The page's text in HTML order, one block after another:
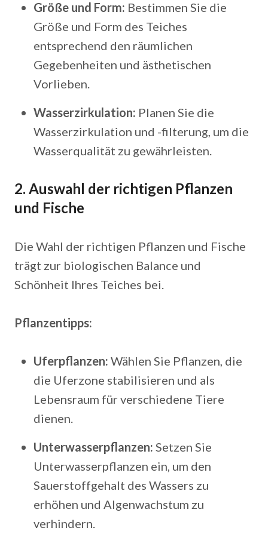
Größe und Form: Bestimmen Sie die
Größe und Form des Teiches
entsprechend den räumlichen
Gegebenheiten und ästhetischen
Vorlieben.
Wasserzirkulation: Planen Sie die
Wasserzirkulation und -filterung, um die
Wasserqualität zu gewährleisten.
2. Auswahl der richtigen Pflanzen
und Fische
Die Wahl der richtigen Pflanzen und Fische
trägt zur biologischen Balance und
Schönheit Ihres Teiches bei.
Pflanzentipps:
Uferpflanzen: Wählen Sie Pflanzen, die
die Uferzone stabilisieren und als
Lebensraum für verschiedene Tiere
dienen.
Unterwasserpflanzen: Setzen Sie
Unterwasserpflanzen ein, um den
Sauerstoffgehalt des Wassers zu
erhöhen und Algenwachstum zu
verhindern.